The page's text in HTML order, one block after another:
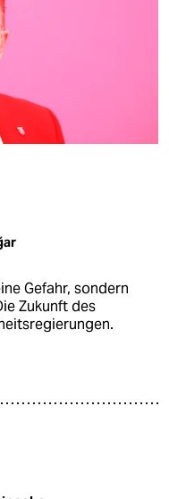
Gefahr, sondern
Zukunft des